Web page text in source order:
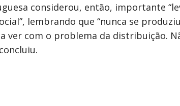
considerou, então, importante
lembrando que “nunca se
ver com o problema da distribuição.